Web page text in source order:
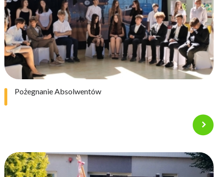
Pożegnanie Absolwentów